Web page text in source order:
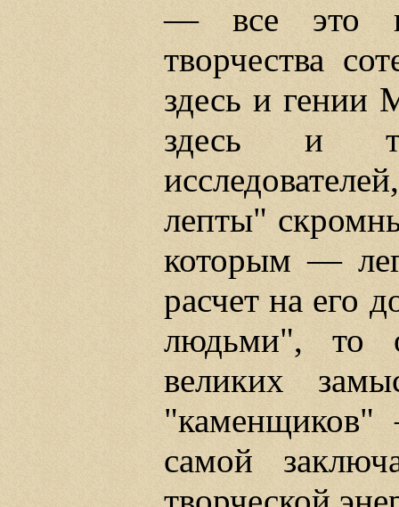
— все это
творчества
здесь и гении
здесь и
лепты"
которым —
расчет на его
людьми", то
великих
"каменщиков"
самой